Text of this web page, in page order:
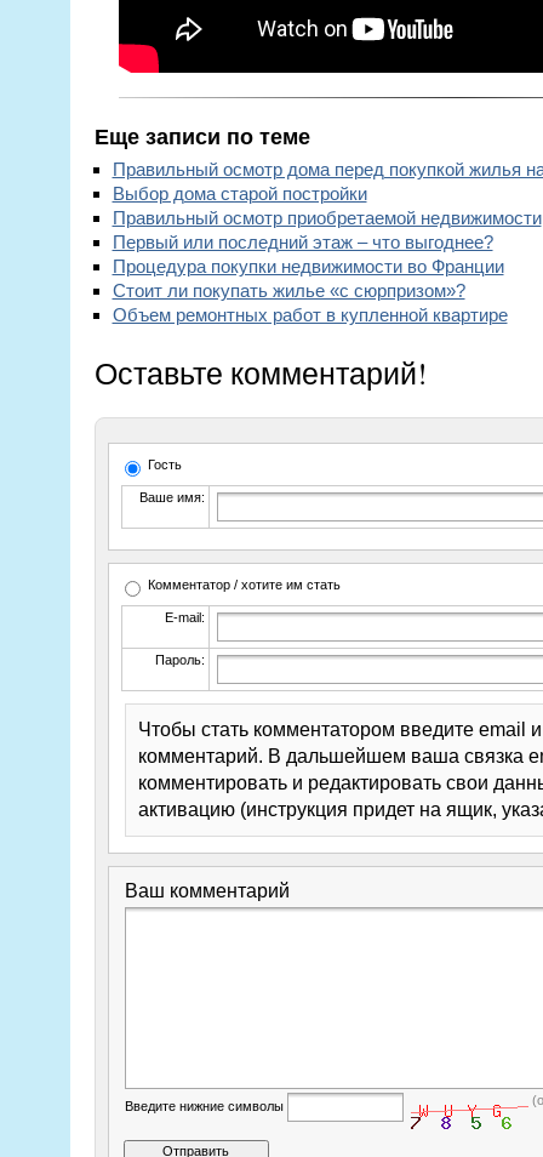
Еще записи по теме
Правильный осмотр дома перед покупкой жилья
Выбор дома старой постройки
Правильный осмотр приобретаемой недвижимости
Первый или последний этаж – что выгоднее?
Процедура покупки недвижимости во Франции
Стоит ли покупать жилье «с сюрпризом»?
Объем ремонтных работ в купленной квартире
Оставьте комментарий!
Гость
Ваше имя:
Комментатор / хотите им стать
E-mail:
Пароль:
Чтобы стать комментатором введите email
комментарий. В дальшейшем ваша связка
комментировать и редактировать свои
активацию (инструкция придет на ящик,
Ваш комментарий
Введите нижние символы